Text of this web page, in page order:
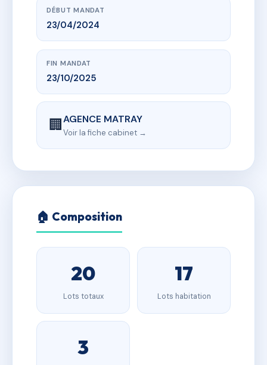
DÉBUT MANDAT
23/04/2024
FIN MANDAT
23/10/2025
🏢AGENCE MATRAY
Voir la fiche cabinet →
🏠 Composition
20
Lots totaux
17
Lots habitation
3